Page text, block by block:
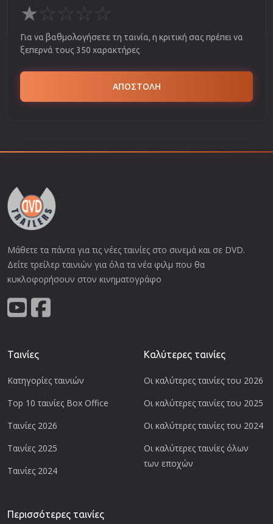
★☆☆☆☆
Για να βαθμολογήσετε τη ταινία, η κριτική σας πρέπει να
ξεπερνά τους 350 χαρακτήρες
ΑΠΟΣΤΟΛΗ
Μάθετε τα πάντα για τις νέες ταινίες στο σινεμά και σε DVD.
Δείτε τρείλερ ταινιών για όλα τα νέα φιλμ που θα
κυκλοφορήσουν στον κινηματογράφο
Ταινίες
Κατηγορίες ταινιών
Top 10 ταινίες Box Office
Ταινίες 2026
Ταινίες 2025
Ταινίες 2024
Καλύτερες ταινίες
Οι καλύτερες ταινίες του 2026
Οι καλύτερες ταινίες του 2025
Οι καλύτερες ταινίες του 2024
Οι καλύτερες ταινίες όλων
των εποχών
Περισσότερες ταινίες